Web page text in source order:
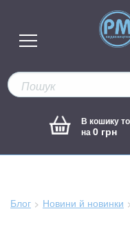
В кошику
на0 грн
Блог Новини й новинки